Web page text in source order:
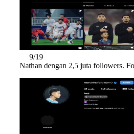
9/19
Nathan dengan 2,5 juta followers.